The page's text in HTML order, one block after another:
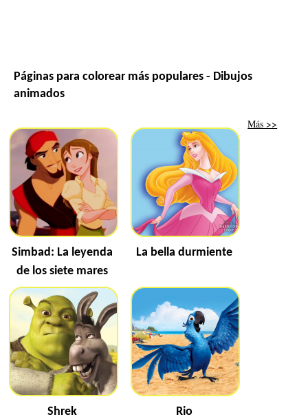
Páginas para colorear más populares - Dibujos
animados
Simbad: La leyenda
de los siete mares
La bella durmiente
Shrek Rio
Más >>